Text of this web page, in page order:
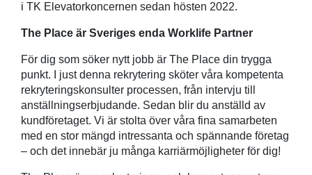
i TK Elevatorkoncernen sedan hösten 2022.
The Place är Sveriges enda Worklife Partner
För dig som söker nytt jobb är The Place din trygga
punkt. I just denna rekrytering sköter våra kompetenta
rekryteringskonsulter processen, från intervju till
anställningserbjudande. Sedan blir du anställd av
kundföretaget. Vi är stolta över våra fina samarbeten
med en stor mängd intressanta och spännande företag
– och det innebär ju många karriärmöjligheter för dig!